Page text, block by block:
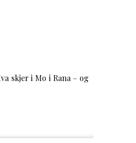
skjer i Mo i Rana – og